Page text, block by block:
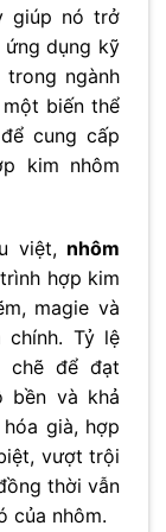
giúp nó trở
ứng dụng kỹ
ngành
biến thể
cung cấp
kim nhôm
việt, nhôm
hợp kim
magie và
chính. Tỷ lệ
chẽ để đạt
bền và khả
già, hợp
vượt trội
thời vẫn
của nhôm.